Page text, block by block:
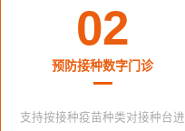
02
预防接种数字门诊
支持按接种疫苗种类对接种台进